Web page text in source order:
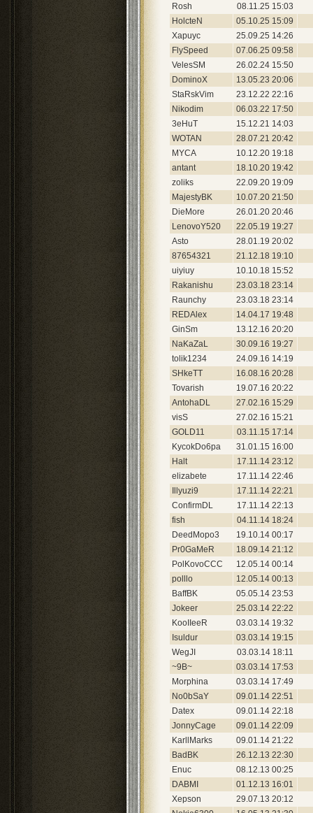
Rosh
08.11.25 15:03
HolcteN
05.10.25 15:09
Xapuyc
25.09.25 14:26
FlySpeed
07.06.25 09:58
VelesSM
26.02.24 15:50
DominoX
13.05.23 20:06
StaRskVim
23.12.22 22:16
Nikodim
06.03.22 17:50
3eHuT
15.12.21 14:03
WOTAN
28.07.21 20:42
MYCA
10.12.20 19:18
antant
18.10.20 19:42
zoliks
22.09.20 19:09
MajestyBK
10.07.20 21:50
DieMore
26.01.20 20:46
LenovoY520
22.05.19 19:27
Asto
28.01.19 20:02
87654321
21.12.18 19:10
uiyiuy
10.10.18 15:52
Rakanishu
23.03.18 23:14
Raunchy
23.03.18 23:14
REDAlex
14.04.17 19:48
GinSm
13.12.16 20:20
NaKaZaL
30.09.16 19:27
tolik1234
24.09.16 14:19
SHkeTT
16.08.16 20:28
Tovarish
19.07.16 20:22
AntohaDL
27.02.16 15:29
visS
27.02.16 15:21
GOLD11
03.11.15 17:14
KycokDo6pa
31.01.15 16:00
Halt
17.11.14 23:12
elizabete
17.11.14 22:46
Illyuzi9
17.11.14 22:21
ConfirmDL
17.11.14 22:13
fish
04.11.14 18:24
DeedMopo3
19.10.14 00:17
Pr0GaMeR
18.09.14 21:12
PolKovoCCC
12.05.14 00:14
polllo
12.05.14 00:13
BaffBK
05.05.14 23:53
Jokeer
25.03.14 22:22
KooIIeeR
03.03.14 19:32
Isuldur
03.03.14 19:15
WegJI
03.03.14 18:11
~9B~
03.03.14 17:53
Morphina
03.03.14 17:49
No0bSaY
09.01.14 22:51
Datex
09.01.14 22:18
JonnyCage
09.01.14 22:09
KarllMarks
09.01.14 21:22
BadBK
26.12.13 22:30
Enuc
08.12.13 00:25
DABMI
01.12.13 16:01
Xepson
29.07.13 20:12